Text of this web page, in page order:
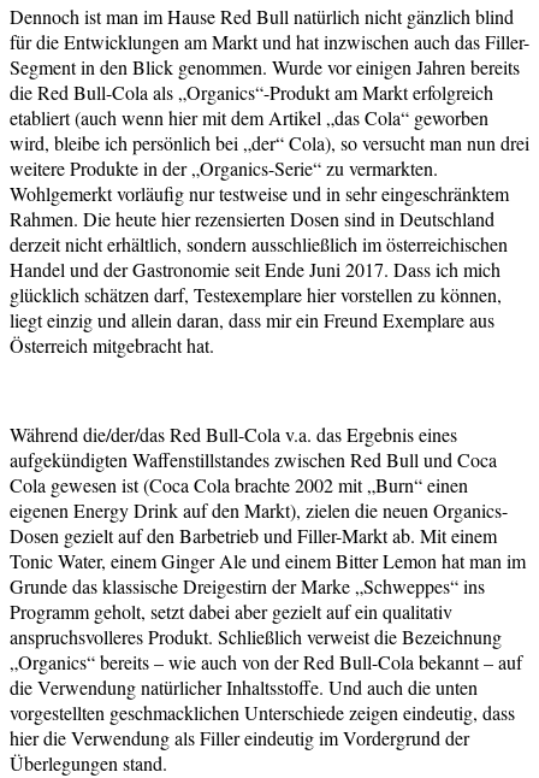
Dennoch ist man im Hause Red Bull natürlich nicht gänzlich blind
für die Entwicklungen am Markt und hat inzwischen auch das Filler-
Segment in den Blick genommen. Wurde vor einigen Jahren bereits
die Red Bull-Cola als „Organics“-Produkt am Markt erfolgreich
etabliert (auch wenn hier mit dem Artikel „das Cola“ geworben
wird, bleibe ich persönlich bei „der“ Cola), so versucht man nun drei
weitere Produkte in der „Organics-Serie“ zu vermarkten.
Wohlgemerkt vorläufig nur testweise und in sehr eingeschränktem
Rahmen. Die heute hier rezensierten Dosen sind in Deutschland
derzeit nicht erhältlich, sondern ausschließlich im österreichischen
Handel und der Gastronomie seit Ende Juni 2017. Dass ich mich
glücklich schätzen darf, Testexemplare hier vorstellen zu können,
liegt einzig und allein daran, dass mir ein Freund Exemplare aus
Österreich mitgebracht hat.
Während die/der/das Red Bull-Cola v.a. das Ergebnis eines
aufgekündigten Waffenstillstandes zwischen Red Bull und Coca
Cola gewesen ist (Coca Cola brachte 2002 mit „Burn“ einen
eigenen Energy Drink auf den Markt), zielen die neuen Organics-
Dosen gezielt auf den Barbetrieb und Filler-Markt ab. Mit einem
Tonic Water, einem Ginger Ale und einem Bitter Lemon hat man im
Grunde das klassische Dreigestirn der Marke „Schweppes“ ins
Programm geholt, setzt dabei aber gezielt auf ein qualitativ
anspruchsvolleres Produkt. Schließlich verweist die Bezeichnung
„Organics“ bereits – wie auch von der Red Bull-Cola bekannt – auf
die Verwendung natürlicher Inhaltsstoffe. Und auch die unten
vorgestellten geschmacklichen Unterschiede zeigen eindeutig, dass
hier die Verwendung als Filler eindeutig im Vordergrund der
Überlegungen stand.